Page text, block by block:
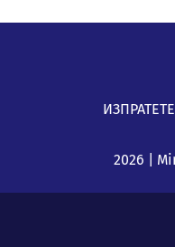
2026 |